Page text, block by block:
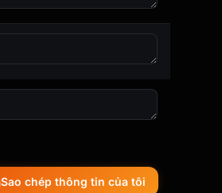
Sao chép thông tin của tôi